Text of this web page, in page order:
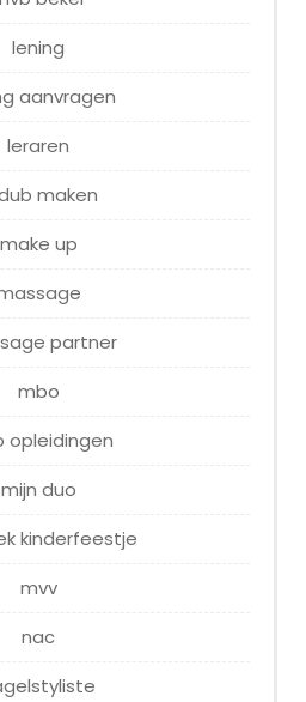
lening
aanvragen
leraren
maken
make up
partner
mbo
opleidingen
mijn duo
kinderfeestje
mvv
nac